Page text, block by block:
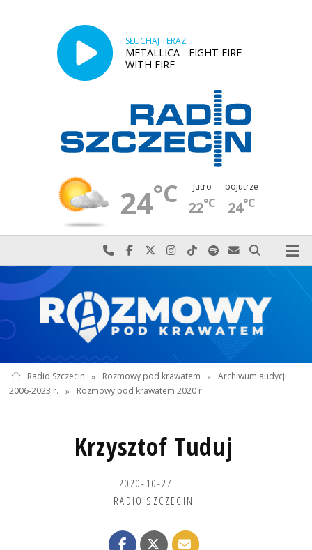
SŁUCHAJ TERAZ
METALLICA - FIGHT FIRE
WITH FIRE
24°C jutro
22°C
pojutrze
24°C
Najlepiej po prostu do nas zadzwoń
Odwiedź nas na Facebook-u
Odwiedź nas na X
Odwiedź nas na Instagram-ie
Odwiedź nas na TikTok-u
Szukaj nas na Spotify
Wyślij do nas
Szukaj
Radio Szczecin » Rozmowy pod krawatem » Archiwum audycji
2006-2023 r.
» Rozmowy pod krawatem 2020 r.
Krzysztof Tuduj
2020-10-27
RADIO SZCZECIN